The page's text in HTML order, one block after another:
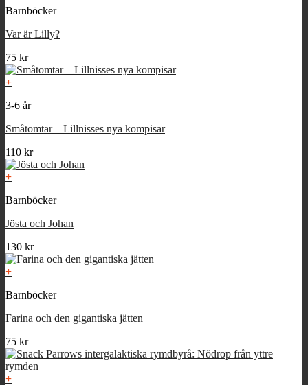
350 kr.
Barnböcker
Var är Lilly?
75 kr
+
3-6 år
Småtomtar – Lillnisses nya kompisar
110 kr
+
Barnböcker
Jösta och Johan
130 kr
+
Barnböcker
Farina och den gigantiska jätten
75 kr
+